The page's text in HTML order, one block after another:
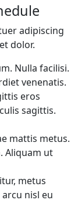
adipiscing
dolor.
Nulla facilisi.
venenatis.
eros
sagittis.
mattis metus.
Aliquam ut
metus
nisl eu